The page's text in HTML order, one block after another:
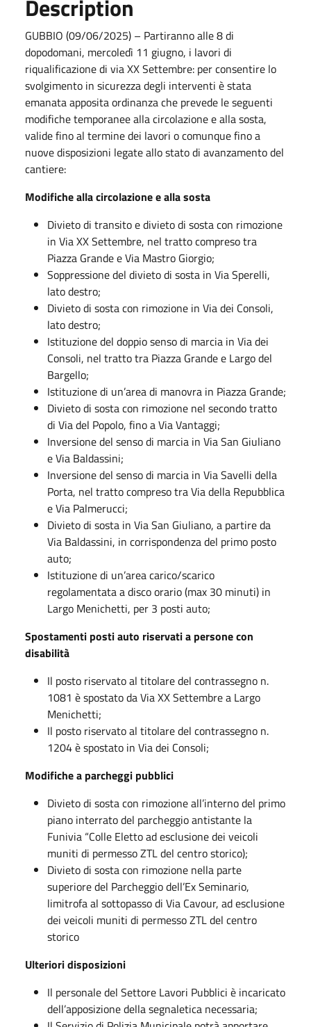
Description
GUBBIO (09/06/2025) – Partiranno alle 8 di
dopodomani, mercoledì 11 giugno, i lavori di
riqualificazione di via XX Settembre: per consentire lo
svolgimento in sicurezza degli interventi è stata
emanata apposita ordinanza che prevede le seguenti
modifiche temporanee alla circolazione e alla sosta,
valide fino al termine dei lavori o comunque fino a
nuove disposizioni legate allo stato di avanzamento del
cantiere:
Modifiche alla circolazione e alla sosta
Divieto di transito e divieto di sosta con rimozione
in Via XX Settembre, nel tratto compreso tra
Piazza Grande e Via Mastro Giorgio;
Soppressione del divieto di sosta in Via Sperelli,
lato destro;
Divieto di sosta con rimozione in Via dei Consoli,
lato destro;
Istituzione del doppio senso di marcia in Via dei
Consoli, nel tratto tra Piazza Grande e Largo del
Bargello;
Istituzione di un’area di manovra in Piazza Grande;
Divieto di sosta con rimozione nel secondo tratto
di Via del Popolo, fino a Via Vantaggi;
Inversione del senso di marcia in Via San Giuliano
e Via Baldassini;
Inversione del senso di marcia in Via Savelli della
Porta, nel tratto compreso tra Via della Repubblica
e Via Palmerucci;
Divieto di sosta in Via San Giuliano, a partire da
Via Baldassini, in corrispondenza del primo posto
auto;
Istituzione di un’area carico/scarico
regolamentata a disco orario (max 30 minuti) in
Largo Menichetti, per 3 posti auto;
Spostamenti posti auto riservati a persone con
disabilità
Il posto riservato al titolare del contrassegno n.
1081 è spostato da Via XX Settembre a Largo
Menichetti;
Il posto riservato al titolare del contrassegno n.
1204 è spostato in Via dei Consoli;
Modifiche a parcheggi pubblici
Divieto di sosta con rimozione all’interno del primo
piano interrato del parcheggio antistante la
Funivia “Colle Eletto ad esclusione dei veicoli
muniti di permesso ZTL del centro storico);
Divieto di sosta con rimozione nella parte
superiore del Parcheggio dell’Ex Seminario,
limitrofa al sottopasso di Via Cavour, ad esclusione
dei veicoli muniti di permesso ZTL del centro
storico
Ulteriori disposizioni
Il personale del Settore Lavori Pubblici è incaricato
dell’apposizione della segnaletica necessaria;